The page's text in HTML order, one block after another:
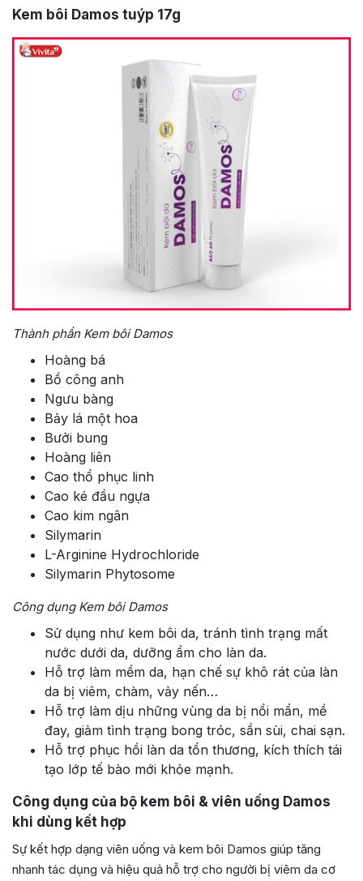
Kem bôi Damos tuýp 17g
Thành phần Kem bôi Damos
Hoàng bá
Bồ công anh
Ngưu bàng
Bảy lá một hoa
Bưởi bung
Hoàng liên
Cao thổ phục linh
Cao ké đầu ngựa
Cao kim ngân
Silymarin
L-Arginine Hydrochloride
Silymarin Phytosome
Công dụng Kem bôi Damos
Sử dụng như kem bôi da, tránh tình trạng mất
nước dưới da, dưỡng ẩm cho làn da.
Hỗ trợ làm mềm da, hạn chế sự khô rát của làn
da bị viêm, chàm, vảy nến…
Hỗ trợ làm dịu những vùng da bị nổi mẩn, mề
đay, giảm tình trạng bong tróc, sần sùi, chai sạn.
Hỗ trợ phục hồi làn da tổn thương, kích thích tái
tạo lớp tế bào mới khỏe mạnh.
Công dụng của bộ kem bôi & viên uống Damos
khi dùng kết hợp
Sự kết hợp dạng viên uống và kem bôi Damos giúp tăng
nhanh tác dụng và hiệu quả hỗ trợ cho người bị viêm da cơ